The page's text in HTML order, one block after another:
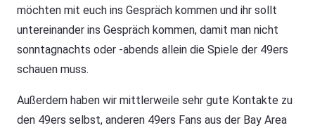
möchten mit euch ins Gespräch kommen und ihr sollt
untereinander ins Gespräch kommen, damit man nicht
sonntagnachts oder -abends allein die Spiele der 49ers
schauen muss.
Außerdem haben wir mittlerweile sehr gute Kontakte zu
den 49ers selbst, anderen 49ers Fans aus der Bay Area